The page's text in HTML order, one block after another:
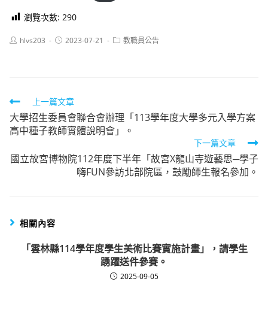
瀏覽次數: 290
Posthlvs203
Post2023-07-21
Post教職員公告
Read
more
articles
上一篇文章
大學招生委員會聯合會辦理「113學年度大學多元入學方案
高中種子教師實體說明會」。
下一篇文章
國立故宮博物院112年度下半年「故宮X龍山寺遊藝思─學子
嗨FUN參訪北部院區，鼓勵師生報名參加。
相關內容
「雲林縣114學年度學生美術比賽實施計畫」，請學生
踴躍送件參賽。
2025-09-05